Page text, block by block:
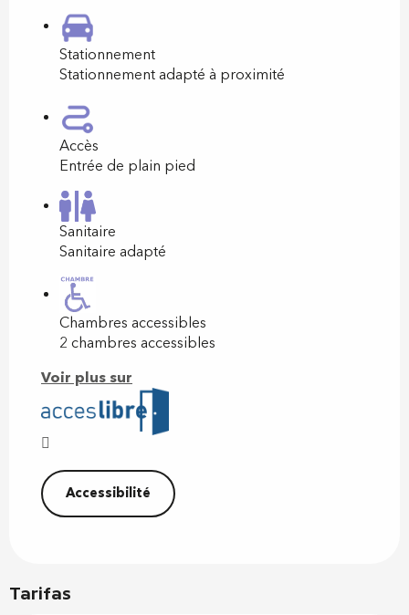
Stationnement
Stationnement adapté à proximité
Accès
Entrée de plain pied
Sanitaire
Sanitaire adapté
Chambres accessibles
2 chambres accessibles
Voir plus sur
Accessibilité
Tarifas